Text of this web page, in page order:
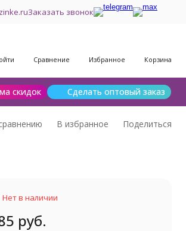
Заказать звонок
Сравнение Избранное Корзина
скидок Сделать оптовый заказ
для валяния
В избранное Поделиться
Нет в наличии
руб.